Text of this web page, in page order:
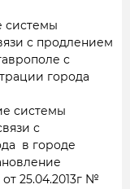
системы
с продлением
с
города
системы
с
в городе
25.04.2013г №